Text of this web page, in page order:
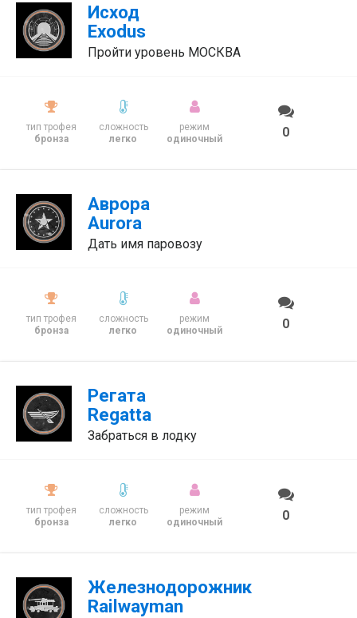
Исход
Exodus
Пройти уровень МОСКВА
тип трофея
бронза
сложность
легко
режим
одиночный
0
Аврора
Aurora
Дать имя паровозу
тип трофея
бронза
сложность
легко
режим
одиночный
0
Регата
Regatta
Забраться в лодку
тип трофея
бронза
сложность
легко
режим
одиночный
0
Железнодорожник
Railwayman